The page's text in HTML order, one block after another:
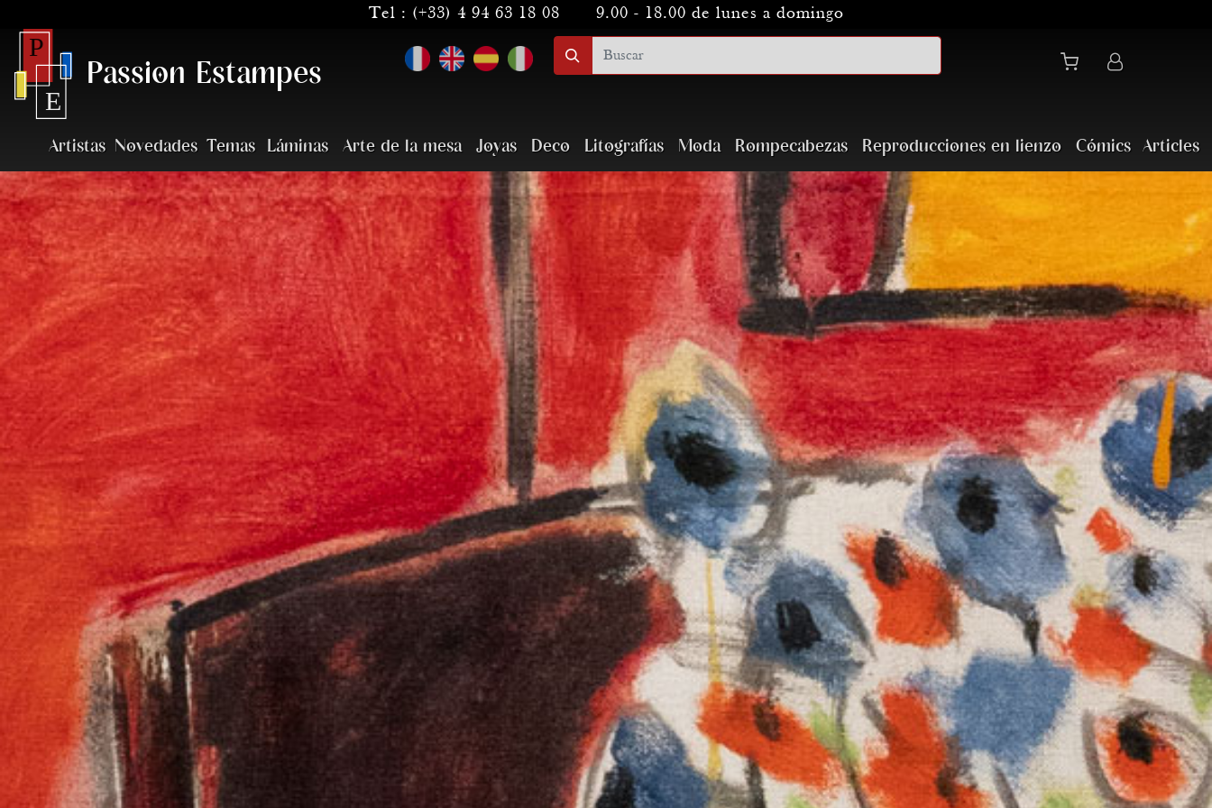
Tel : (+33) 4 94 63 18 08 9.00 - 18.00 de lunes a domingo
Passion Estampes
Artistas Novedades Temas Láminas Arte de la mesa Joyas Deco Litografías Moda Rompecabezas Reproducciones en lienzo Cómics Articles